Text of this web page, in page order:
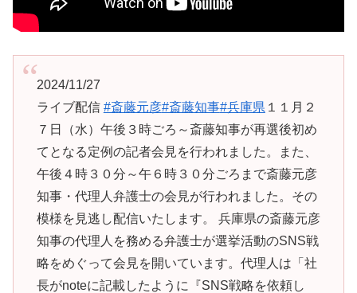
2024/11/27
ライブ配信 #斎藤元彦#斎藤知事#兵庫県 １１月２
７日（水）午後３時ごろ～斎藤知事が再選後初め
てとなる定例の記者会見を行われました。また、
午後４時３０分～午６時３０分ごろまで斎藤元彦
知事・代理人弁護士の会見が行われました。その
模様を見逃し配信いたします。 兵庫県の斎藤元彦
知事の代理人を務める弁護士が選挙活動のSNS戦
略をめぐって会見を開いています。代理人は「社
長がnoteに記載したように『SNS戦略を依頼し